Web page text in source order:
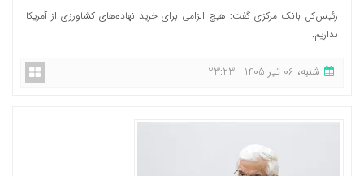
رئیس‌کل بانک مرکزی گفت: هیچ الزامی برای خرید نهاده‌های کشاورزی از آمریکا
نداریم.
شنبه، 06 تیر 1405 - 23:23